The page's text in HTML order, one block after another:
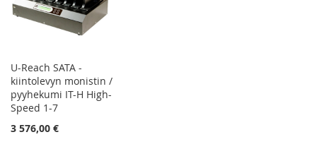
U-Reach SATA -
kiintolevyn monistin /
pyyhekumi IT-H High-
Speed 1-7
3 576,00 €